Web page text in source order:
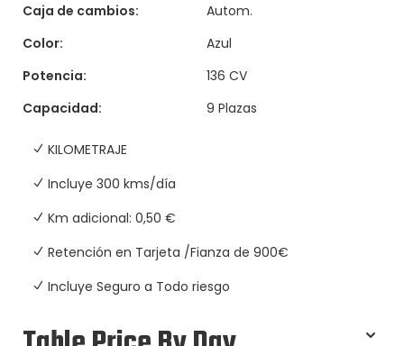
Caja de cambios:
Autom.
Color:
Azul
Potencia:
136 CV
Capacidad:
9 Plazas
KILOMETRAJE
Incluye 300 kms/día
Km adicional: 0,50 €
Retención en Tarjeta /Fianza de 900€
Incluye Seguro a Todo riesgo